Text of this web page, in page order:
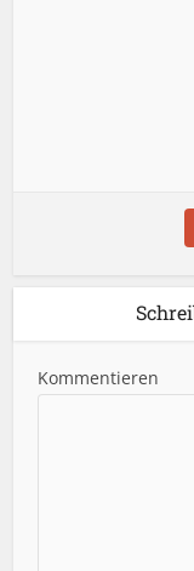
Kommentieren